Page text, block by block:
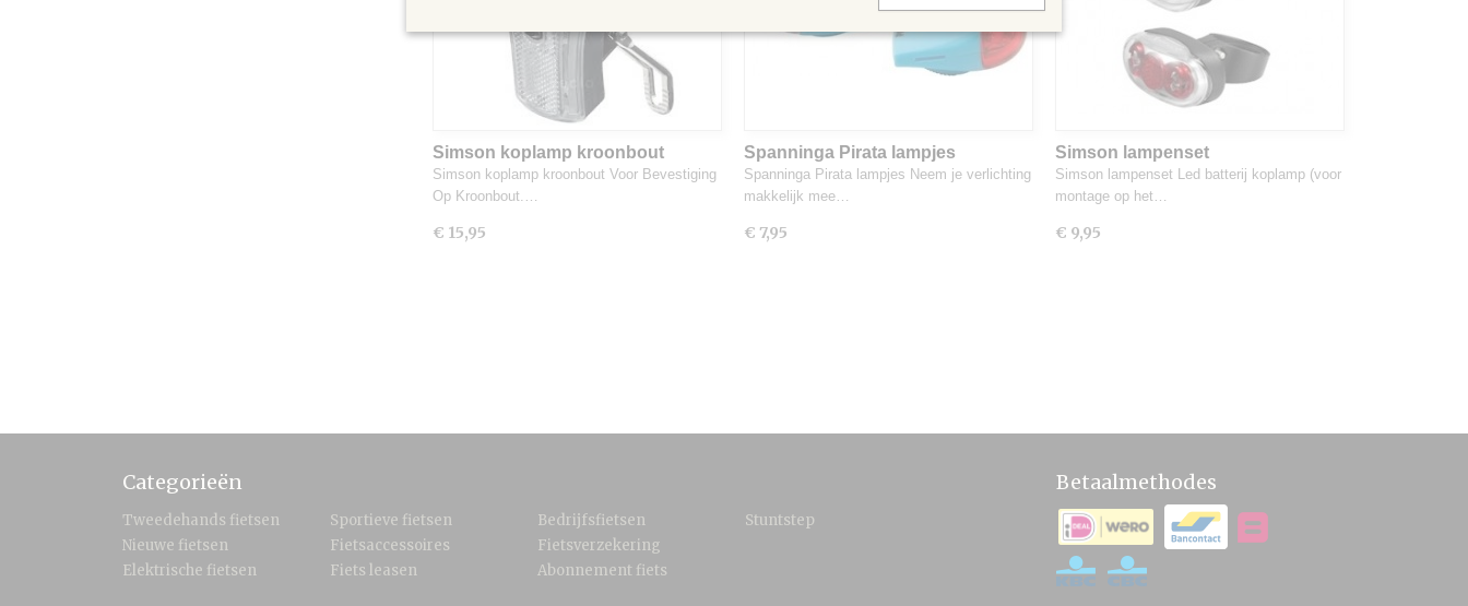
Simson koplamp kroonbout
Simson koplamp kroonbout Voor Bevestiging
Op Kroonbout.…
€ 15,95
Spanninga Pirata lampjes
Spanninga Pirata lampjes Neem je verlichting
makkelijk mee…
€ 7,95
Simson lampenset
Simson lampenset Led batterij koplamp (voor
montage op het…
€ 9,95
Categorieën
Tweedehands fietsen
Nieuwe fietsen
Elektrische fietsen
Sportieve fietsen
Fietsaccessoires
Fiets leasen
Bedrijfsfietsen
Fietsverzekering
Abonnement fiets
Stuntstep
Betaalmethodes